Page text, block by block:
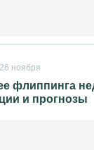
ноября
флиппинга
и прогнозы